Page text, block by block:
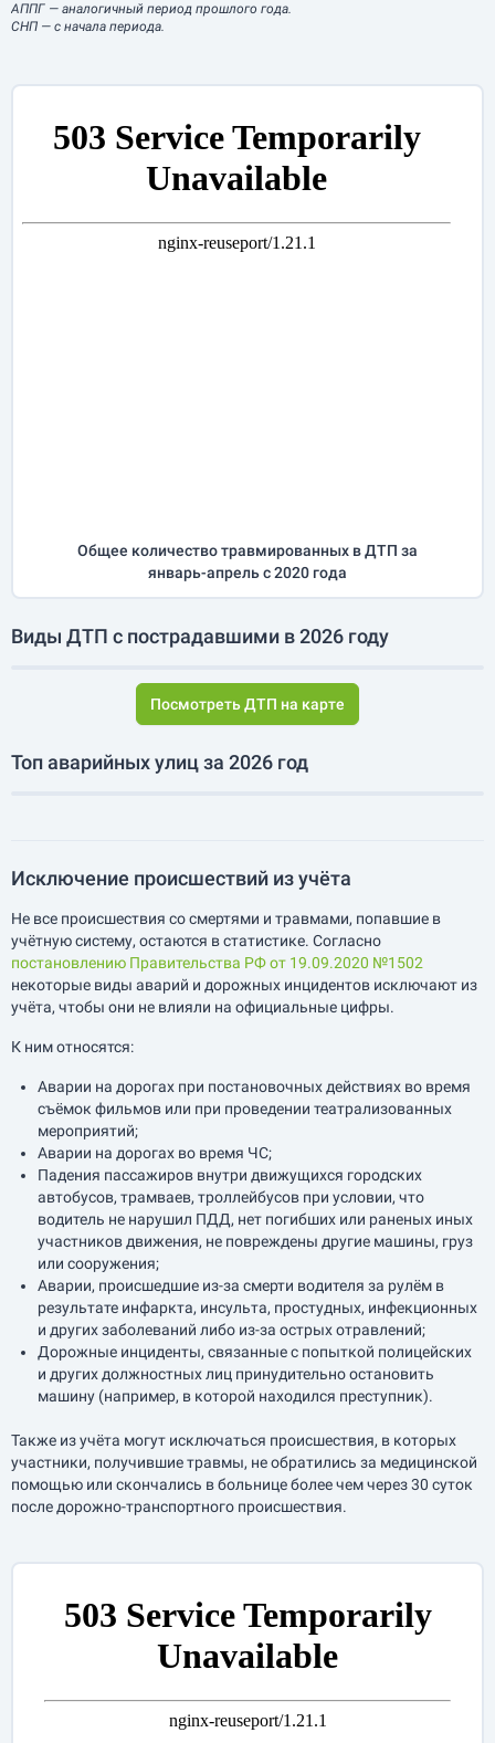
АППГ — аналогичный период прошлого года.
СНП — с начала периода.
Общее количество травмированных в ДТП за
январь-апрельс 2020 года
Виды ДТП с пострадавшими в 2026 году
Посмотреть ДТП на карте
Топ аварийных улиц за 2026 год
Исключение происшествий из учёта
Не все происшествия со смертями и травмами, попавшие в
учётную систему, остаются в статистике. Согласно
постановлению Правительства РФ от 19.09.2020 №1502
некоторые виды аварий и дорожных инцидентов исключают из
учёта, чтобы они не влияли на официальные цифры.
К ним относятся:
Аварии на дорогах при постановочных действиях во время
съёмок фильмов или при проведении театрализованных
мероприятий;
Аварии на дорогах во время ЧС;
Падения пассажиров внутри движущихся городских
автобусов, трамваев, троллейбусов при условии, что
водитель не нарушил ПДД, нет погибших или раненых иных
участников движения, не повреждены другие машины, груз
или сооружения;
Аварии, происшедшие из-за смерти водителя за рулём в
результате инфаркта, инсульта, простудных, инфекционных
и других заболеваний либо из-за острых отравлений;
Дорожные инциденты, связанные с попыткой полицейских
и других должностных лиц принудительно остановить
машину (например, в которой находился преступник).
Также из учёта могут исключаться происшествия, в которых
участники, получившие травмы, не обратились за медицинской
помощью или скончались в больнице более чем через 30 суток
после дорожно-транспортного происшествия.